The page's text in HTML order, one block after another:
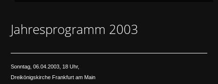
Jahresprogramm 2003
Sonntag, 06.04.2003, 18 Uhr,
Dreikönigskirche Frankfurt am Main